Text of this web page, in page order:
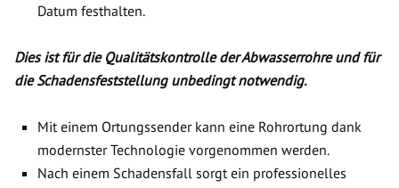
Datum festhalten.
Dies ist für die Qualitätskontrolle der Abwasserrohre und für
die Schadensfeststellung unbedingt notwendig.
Mit einem Ortungssender kann eine Rohrortung dank
modernster Technologie vorgenommen werden.
Nach einem Schadensfall sorgt ein professionelles